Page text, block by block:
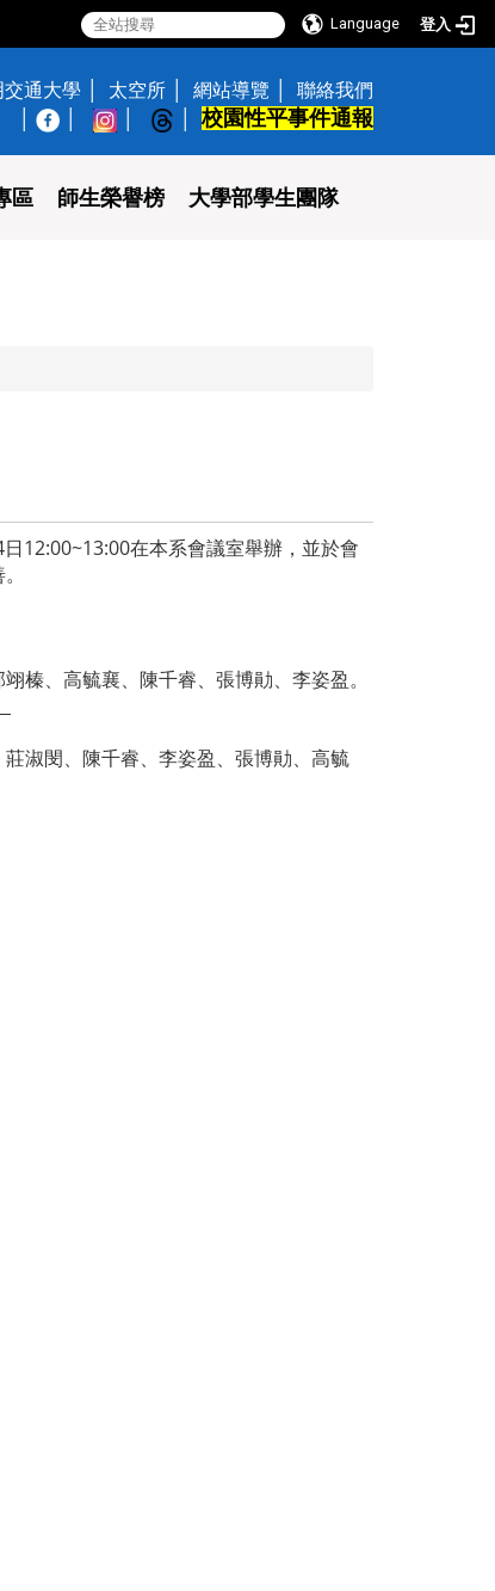
Language 登入
交通大學 太空所 網站導覽
聯絡我們
校園性平事件通報
區 師生榮譽榜 大學部學生團隊
12:00~13:00在本系會議室舉辦，並於會
榛、高毓襄、陳千睿、張博勛、李姿盈。
淑閔、陳千睿、李姿盈、張博勛、高毓